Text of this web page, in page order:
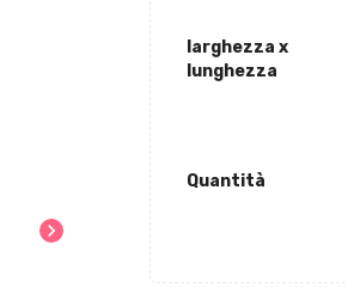
chevron_right
larghezza x
lunghezza
Quantità